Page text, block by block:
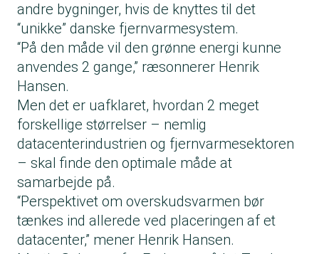
andre bygninger, hvis de knyttes til det
“unikke” danske fjernvarmesystem.
“På den måde vil den grønne energi kunne
anvendes 2 gange,” ræsonnerer Henrik
Hansen.
Men det er uafklaret, hvordan 2 meget
forskellige størrelser – nemlig
datacenterindustrien og fjernvarmesektoren
– skal finde den optimale måde at
samarbejde på.
“Perspektivet om overskudsvarmen bør
tænkes ind allerede ved placeringen af et
datacenter,” mener Henrik Hansen.